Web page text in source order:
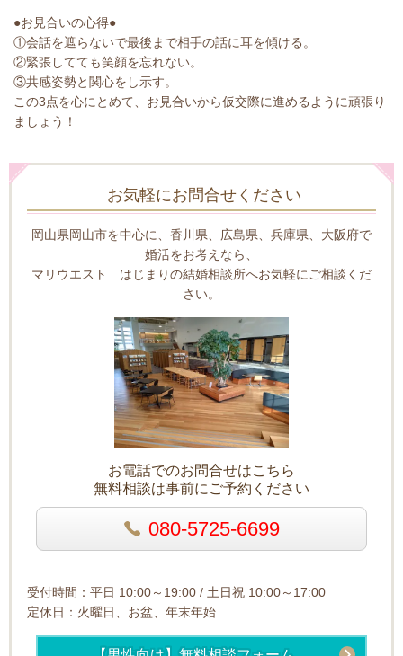
●お見合いの心得●
①会話を遮らないで最後まで相手の話に耳を傾ける。
②緊張してても笑顔を忘れない。
③共感姿勢と関心をし示す。
この3点を心にとめて、お見合いから仮交際に進めるように頑張り
ましょう！
お気軽にお問合せください
岡山県岡山市を中心に、香川県、広島県、兵庫県、大阪府で
婚活をお考えなら、
マリウエスト はじまりの結婚相談所へお気軽にご相談くだ
さい。
お電話でのお問合せはこちら
無料相談は事前にご予約ください
080-5725-6699
受付時間：平日 10:00～19:00 / 土日祝 10:00～17:00
定休日：火曜日、お盆、年末年始